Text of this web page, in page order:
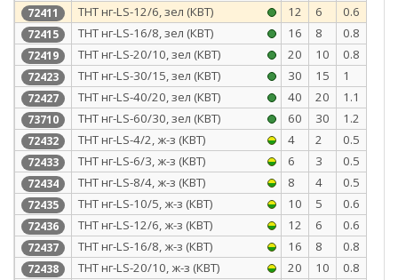
72411 ТНТ нг-LS-12/6, зел (КВТ) 12 6 0.6
72415 ТНТ нг-LS-16/8, зел (КВТ) 16 8 0.8
72419 ТНТ нг-LS-20/10, зел (КВТ) 20 10 0.8
72423 ТНТ нг-LS-30/15, зел (КВТ) 30 15 1
72427 ТНТ нг-LS-40/20, зел (КВТ) 40 20 1.1
73710 ТНТ нг-LS-60/30, зел (КВТ) 60 30 1.2
72432 ТНТ нг-LS-4/2, ж-з (КВТ) 4 2 0.5
72433 ТНТ нг-LS-6/3, ж-з (КВТ) 6 3 0.5
72434 ТНТ нг-LS-8/4, ж-з (КВТ) 8 4 0.5
72435 ТНТ нг-LS-10/5, ж-з (КВТ) 10 5 0.6
72436 ТНТ нг-LS-12/6, ж-з (КВТ) 12 6 0.6
72437 ТНТ нг-LS-16/8, ж-з (КВТ) 16 8 0.8
72438 ТНТ нг-LS-20/10, ж-з (КВТ) 20 10 0.8